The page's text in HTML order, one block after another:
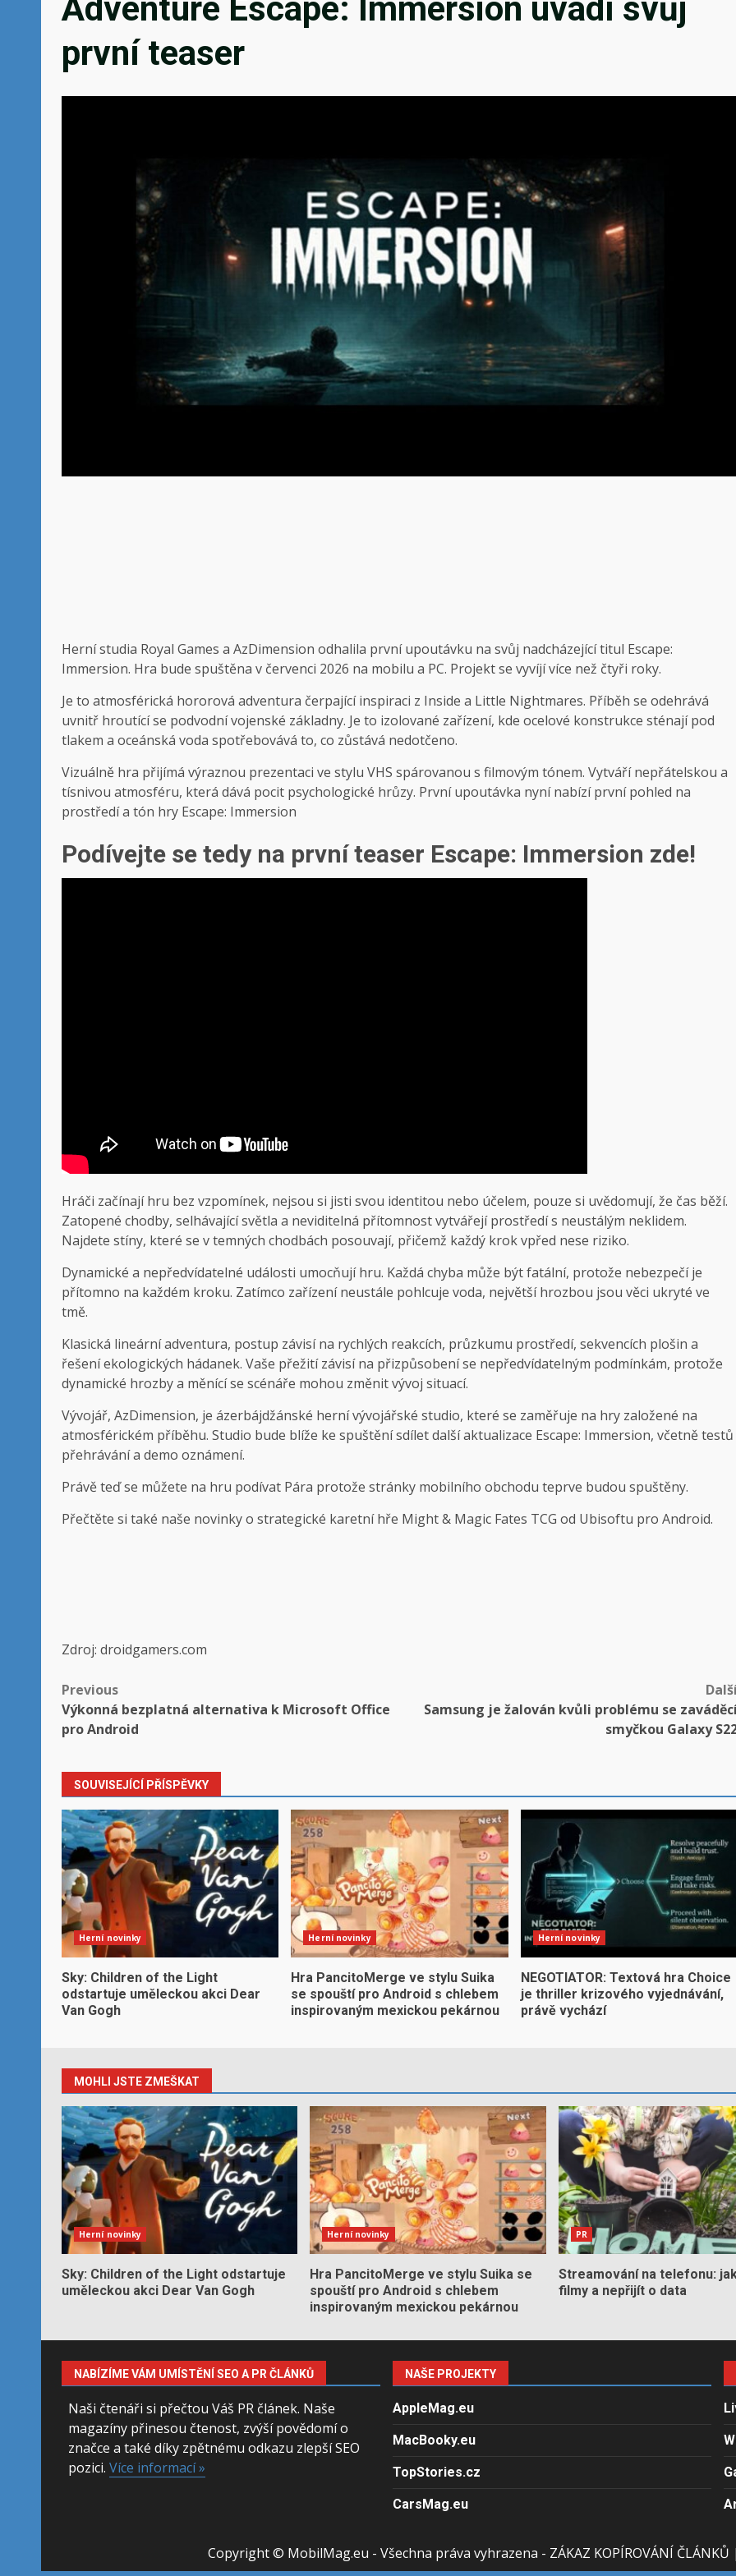
Adventure Escape: Immersion uvádí svůj
první teaser
Herní studia Royal Games a AzDimension odhalila první upoutávku na svůj nadcházející titul Escape:
Immersion. Hra bude spuštěna v červenci 2026 na mobilu a PC. Projekt se vyvíjí více než čtyři roky.
Je to atmosférická hororová adventura čerpající inspiraci z Inside a Little Nightmares. Příběh se odehrává
uvnitř hroutící se podvodní vojenské základny. Je to izolované zařízení, kde ocelové konstrukce sténají pod
tlakem a oceánská voda spotřebovává to, co zůstává nedotčeno.
Vizuálně hra přijímá výraznou prezentaci ve stylu VHS spárovanou s filmovým tónem. Vytváří nepřátelskou a
tísnivou atmosféru, která dává pocit psychologické hrůzy. První upoutávka nyní nabízí první pohled na
prostředí a tón hry Escape: Immersion
Podívejte se tedy na první teaser Escape: Immersion zde!
Hráči začínají hru bez vzpomínek, nejsou si jisti svou identitou nebo účelem, pouze si uvědomují, že čas běží.
Zatopené chodby, selhávající světla a neviditelná přítomnost vytvářejí prostředí s neustálým neklidem.
Najdete stíny, které se v temných chodbách posouvají, přičemž každý krok vpřed nese riziko.
Dynamické a nepředvídatelné události umocňují hru. Každá chyba může být fatální, protože nebezpečí je
přítomno na každém kroku. Zatímco zařízení neustále pohlcuje voda, největší hrozbou jsou věci ukryté ve
tmě.
Klasická lineární adventura, postup závisí na rychlých reakcích, průzkumu prostředí, sekvencích plošin a
řešení ekologických hádanek. Vaše přežití závisí na přizpůsobení se nepředvídatelným podmínkám, protože
dynamické hrozby a měnící se scénáře mohou změnit vývoj situací.
Vývojář, AzDimension, je ázerbájdžánské herní vývojářské studio, které se zaměřuje na hry založené na
atmosférickém příběhu. Studio bude blíže ke spuštění sdílet další aktualizace Escape: Immersion, včetně testů
přehrávání a demo oznámení.
Právě teď se můžete na hru podívat Pára protože stránky mobilního obchodu teprve budou spuštěny.
Přečtěte si také naše novinky o strategické karetní hře Might & Magic Fates TCG od Ubisoftu pro Android.
Zdroj: droidgamers.com
Post
navigation
Previous
Výkonná bezplatná alternativa k Microsoft Office
pro Android
Samsung je žalován kvůli problému se
smyčkou Galaxy
SOUVISEJÍCÍ PŘÍSPĚVKY
Herní novinky
Sky: Children of the Light
odstartuje uměleckou akci Dear
Van Gogh
Herní novinky
Hra PancitoMerge ve stylu Suika
se spouští pro Android s chlebem
inspirovaným mexickou pekárnou
Herní novinky
NEGOTIATOR: Textová hra Choice
je thriller krizového vyjednávání,
právě vychází
MOHLI JSTE ZMEŠKAT
Herní novinky
Sky: Children of the Light odstartuje
uměleckou akci Dear Van Gogh
Herní novinky
Hra PancitoMerge ve stylu Suika se
spouští pro Android s chlebem
inspirovaným mexickou pekárnou
PR
Streamování na telefonu:
filmy a nepřijít o data
NABÍZÍME VÁM UMÍSTĚNÍ SEO A PR ČLÁNKŮ
Naši čtenáři si přečtou Váš PR článek. Naše
magazíny přinesou čtenost, zvýší povědomí o
značce a také díky zpětnému odkazu zlepší SEO
pozici. Více informací »
NAŠE PROJEKTY
AppleMag.eu
MacBooky.eu
TopStories.cz
CarsMag.eu
Copyright © MobilMag.eu - Všechna práva vyhrazena - ZÁKAZ KOPÍROVÁNÍ ČLÁNKŮ |